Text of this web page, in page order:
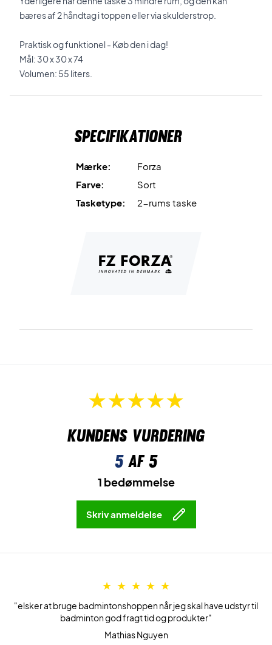
bæres af 2 håndtag i toppen eller via skulderstrop.
Praktisk og funktionel - Køb den i dag!
Mål: 30 x 30 x 74
Volumen: 55 liters.
Specifikationer
Mærke:
Forza
Farve:
Sort
Tasketype:
2-rums taske
Kundens vurdering
5af 5
1 bedømmelse
Skriv anmeldelse
"elsker at bruge badmintonshoppen når jeg skal have udstyr til
badminton god fragt tid og produkter"
Mathias Nguyen